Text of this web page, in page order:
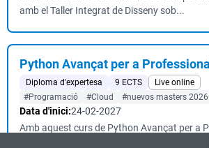
amb el Taller Integrat de Disseny sob...
Python Avançat per a
Diploma d'expertesa 9 ECTS
Live online
#Programació
#Cloud #nuevos masters 2026
Data d'inici:24-02-2027
Amb aquest curs de Python Avançat per a